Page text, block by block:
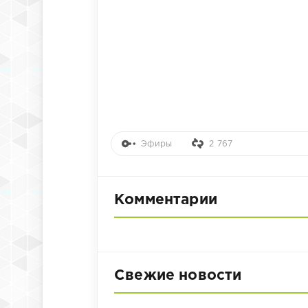
Эфиры 2 767
Комментарии
Свежие новости